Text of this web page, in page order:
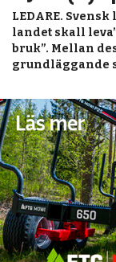
KALENDER
MARKNAD
PRENUMERERA
ANNONSERA
OM OSS
BUTIK
LEDARE. Svensk
landet skall
bruk”. Mellan
grundläggande